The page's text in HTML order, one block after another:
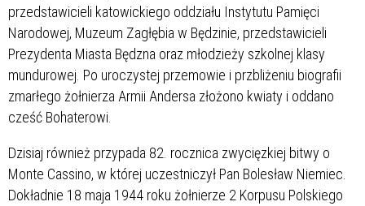
przedstawicieli katowickiego oddziału Instytutu Pamięci
Narodowej, Muzeum Zagłębia w Będzinie, przedstawicieli
Prezydenta Miasta Będzna oraz młodzieży szkolnej klasy
mundurowej. Po uroczystej przemowie i przbliżeniu biografii
zmarłego żołnierza Armii Andersa złożono kwiaty i oddano
cześć Bohaterowi.
Dzisiaj również przypada 82. rocznica zwycięzkiej bitwy o
Monte Cassino, w której uczestniczył Pan Bolesław Niemiec.
Dokładnie 18 maja 1944 roku żołnierze 2 Korpusu Polskiego